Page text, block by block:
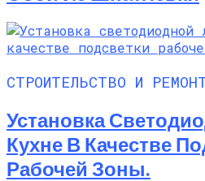
СТРОИТЕЛЬСТВО И
Установка
Кухне В Качестве
Рабочей Зоны.